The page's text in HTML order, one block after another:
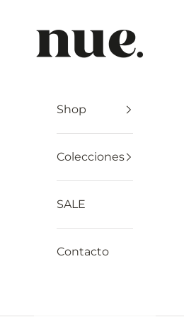
Shop
Colecciones
SALE
Contacto